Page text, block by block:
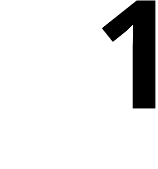
Receitas Caseiras